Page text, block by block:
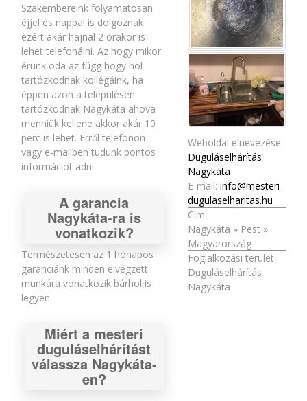
Szakembereink folyamatosan
éjjel és nappal is dolgoznak
ezért akár hajnal 2 órakor is
lehet telefonálni. Az hogy mikor
érünk oda az függ hogy hol
tartózkodnak kollégáink, ha
éppen azon a településen
tartózkodnak Nagykáta ahova
menniük kellene akkor akár 10
perc is lehet. Erről telefonon
vagy e-mailben tudunk pontos
információt adni.
A garancia
Nagykáta-ra is
vonatkozik?
Természetesen az 1 hónapos
garanciánk minden elvégzett
munkára vonatkozik bárhol is
legyen.
Miért a mesteri
duguláselhárítást
válassza Nagykáta-
en?
Weboldal elnevezése:
Duguláselhárítás
Nagykáta
E-mail: info@mesteri-
dugulaselharitas.hu
Cím:
Nagykáta » Pest »
Magyarország
Foglalkozási terület:
Duguláselhárítás
Nagykáta